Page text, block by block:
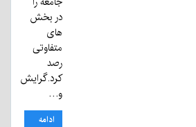
در بخش
های
متفاوتی
رصد
کرد.گرایش
و…
ادامه